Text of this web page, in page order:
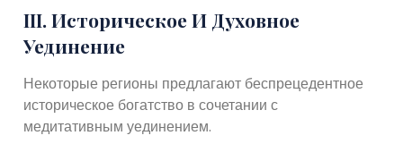
III. Историческое И Духовное
Уединение
Некоторые регионы предлагают беспрецедентное
историческое богатство в сочетании с
медитативным уединением.